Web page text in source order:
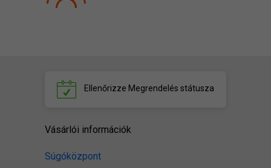
Ellenőrizze Megrendelés státusza
Vásárlói információk
Súgóközpont